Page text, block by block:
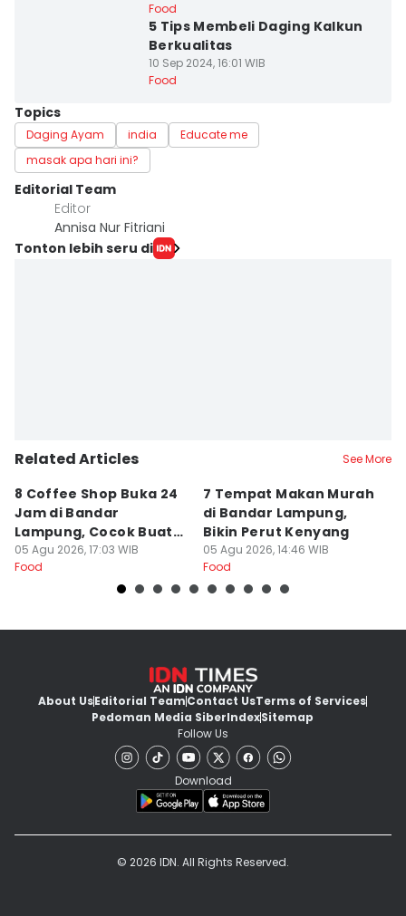
Food
5 Tips Membeli Daging Kalkun
Berkualitas
10 Sep 2024, 16:01 WIB
Food
Topics
Daging Ayam india
Educate me
masak apa hari ini?
Editorial Team
Editor
Annisa Nur Fitriani
Tonton lebih seru di
Related Articles See More
8 Coffee Shop Buka 24
Jam di Bandar
Lampung, Cocok Buat
Begadang
05 Agu 2026, 17:03 WIB
Food
7 Tempat Makan Murah
di Bandar Lampung,
Bikin Perut Kenyang
05 Agu 2026, 14:46 WIB
Food
About UsEditorial TeamContact UsTerms of Services
Pedoman Media SiberIndexSitemap
Follow Us
Download
© 2026 IDN. All Rights Reserved.